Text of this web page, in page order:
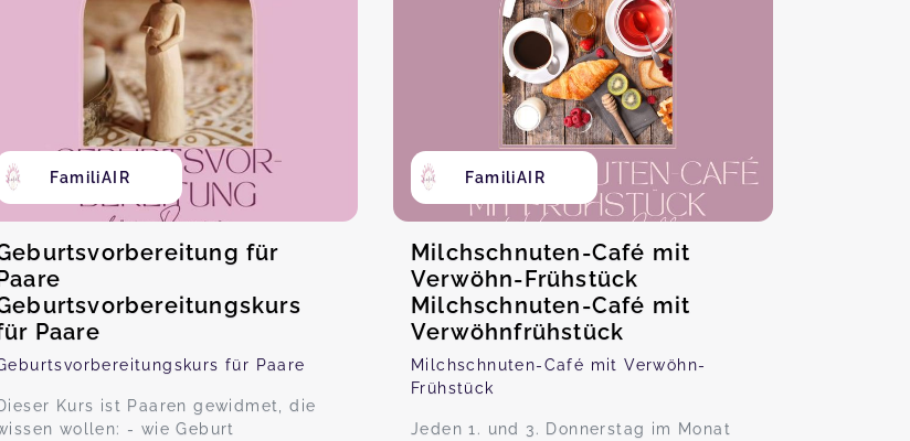
FamiliAIR
für
Paare
für Paare
Kurs ist Paaren gewidmet, die
wollen: - wie Geburt
FamiliAIR
Milchschnuten-Café mit
Verwöhn-Frühstück
Milchschnuten-Café mit
Verwöhnfrühstück
Milchschnuten-Café mit Verwöhn-
Frühstück
Jeden 1. und 3. Donnerstag im Monat